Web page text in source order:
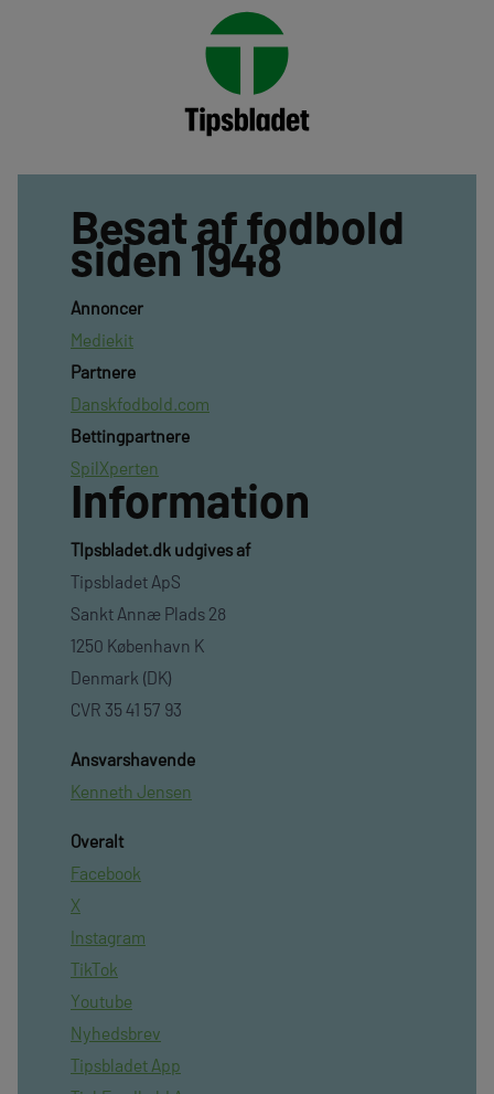
Besat af fodbold
siden 1948
Annoncer
Mediekit
Partnere
Danskfodbold.com
Bettingpartnere
SpilXperten
Information
TIpsbladet.dk udgives af
Tipsbladet ApS
Sankt Annæ Plads 28
1250 København K
Denmark (DK)
CVR 35 41 57 93
Ansvarshavende
Kenneth Jensen
Overalt
Facebook
X
Instagram
TikTok
Youtube
Nyhedsbrev
Tipsbladet App